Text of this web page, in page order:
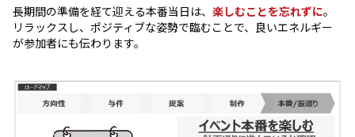
長期間の準備を経て迎える本番当日は、 楽しむことを忘れずに。
リラックスし、ポジティブな姿勢で臨むことで、良いエネルギー
が参加者にも伝わります。